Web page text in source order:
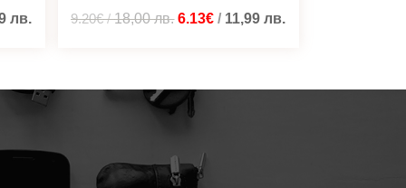
лв. 9.20€/18,00лв. 6.13€ / 11,99лв.